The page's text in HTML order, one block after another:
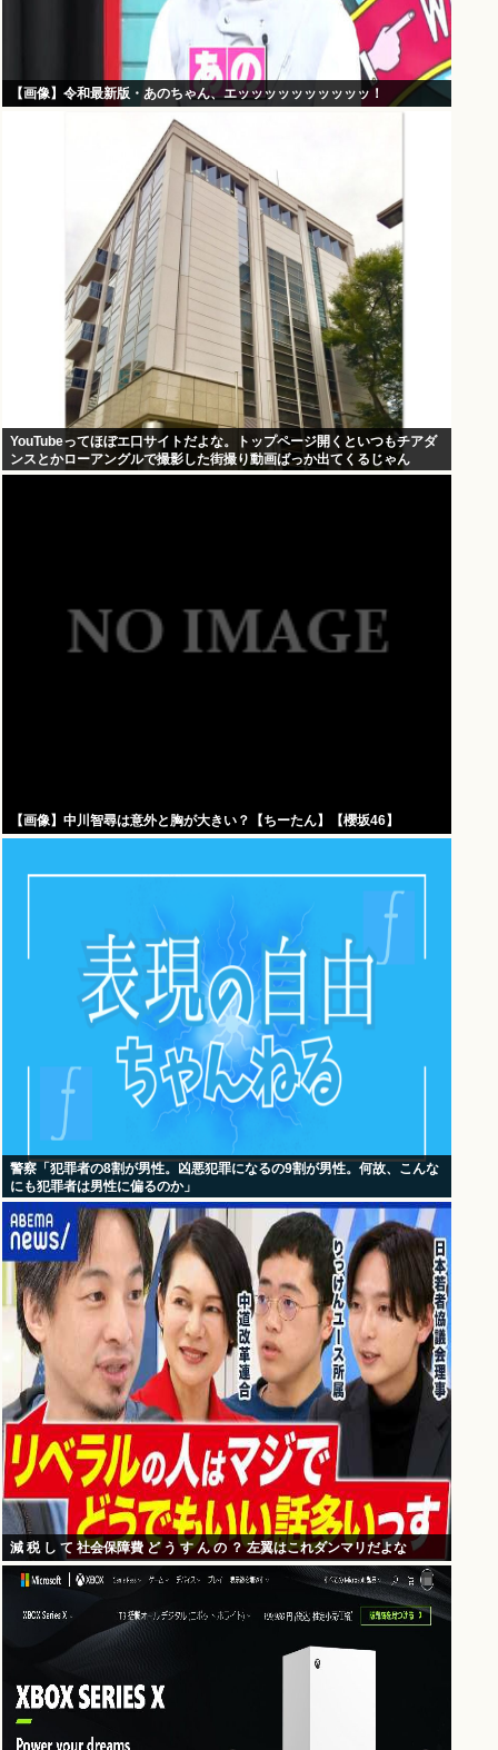
【画像】令和最新版・あのちゃん、エッッッッッッッッッッ！
YouTubeってほぼエ口サイトだよな。トップページ開くといつもチアダ
ンスとかローアングルで撮影した街撮り動画ばっか出てくるじゃん
【画像】中川智尋は意外と胸が大きい？【ちーたん】【櫻坂46】
警察「犯罪者の8割が男性。凶悪犯罪になるの9割が男性。何故、こんな
にも犯罪者は男性に偏るのか」
減 税 し て 社会保障費 ど う す ん の ？ 左翼はこれダンマリだよな